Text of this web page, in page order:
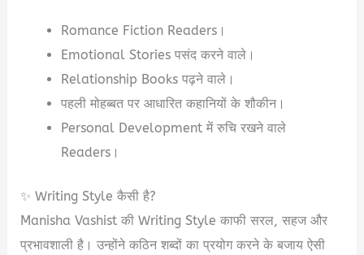
Romance Fiction Readers।
Emotional Stories पसंद करने वाले।
Relationship Books पढ़ने वाले।
पहली मोहब्बत पर आधारित कहानियों के शौकीन।
Personal Development में रुचि रखने वाले
Readers।
✨ Writing Style कैसी है?
Manisha Vashist की Writing Style काफी सरल, सहज और
प्रभावशाली है। उन्होंने कठिन शब्दों का प्रयोग करने के बजाय ऐसी